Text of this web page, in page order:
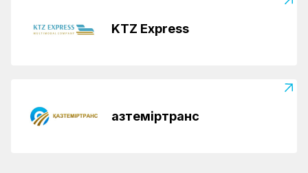
KTZ Express
Қазтеміртранс